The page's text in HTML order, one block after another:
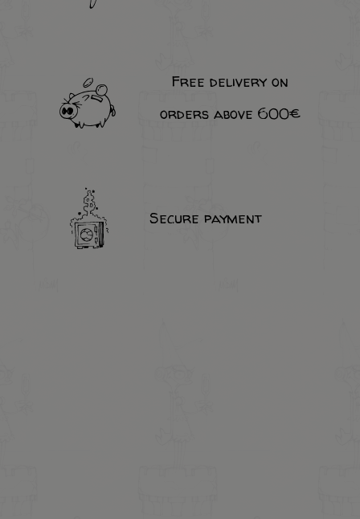
Free delivery on
orders above 600€
Secure payment